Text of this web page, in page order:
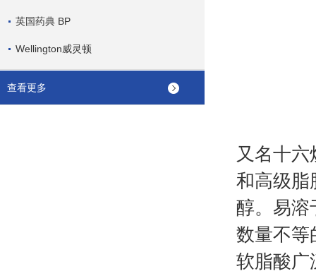
英国药典 BP
Wellington威灵顿
查看更多
又名十六
和高级脂
醇。易溶
数量不等
软脂酸广